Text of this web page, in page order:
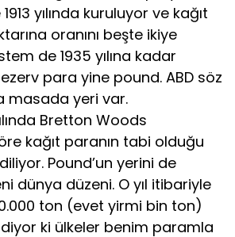
kuruluyor ve kağıt
oranını beşte ikiye
de 1935 yılına kadar
para yine pound. ABD söz
masada yeri var.
Bretton Woods
kağıt paranın tabi olduğu
Pound’un yerini de
dünya düzeni. O yıl itibariyle
ton (evet yirmi bin ton)
diyor ki ülkeler benim paramla